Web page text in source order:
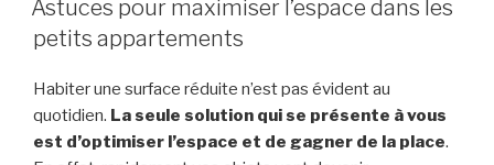
Astuces pour maximiser l’espace dans les
petits appartements
Habiter une surface réduite n’est pas évident au
quotidien. La seule solution qui se présente à vous
est d’optimiser l’espace et de gagner de la place.